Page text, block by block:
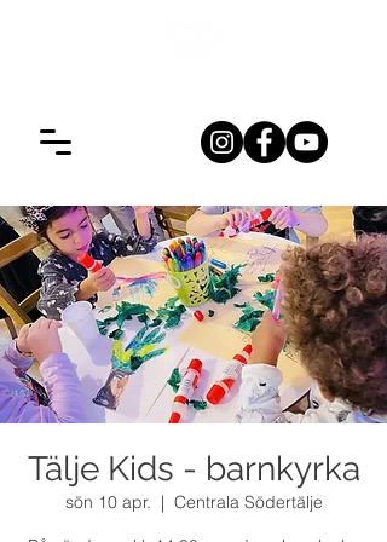
Tälje Kids - barnkyrka
sön 10 apr.
  |
Centrala Södertälje